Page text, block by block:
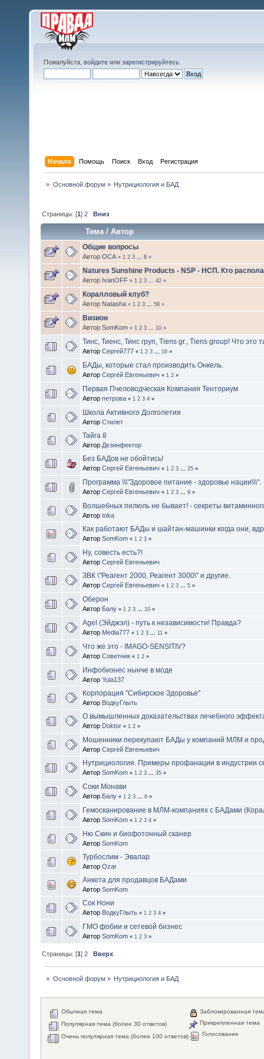
Пожалуйста, войдите или зарегистрируйтесь
Начало Помощь Поиск Вход Регистрация
» Основной форум » Нутрициология и БАД
Страницы: [1]2 Вниз
Тема/Автор
Общие вопросы
Автор ОСА « 1 2 3 8 »
Natures Sunshine Products - NSP - НСП. Кто
Автор IvanOFF « 1 2 3 42 »
Коралловый клуб?
Автор Natasha « 1 2 3 58 »
Визион
Автор SomKom « 1 2 3 10 »
Тинс, Тиенс, Тинс груп, Tiens gr., Tiens group! Что это
Автор Сергей777 « 1 2 3 16 »
БАДы, которые стал производить Онкель.
Автор Сергей Евгеньевич « 1 2 »
Первая Пчеловодческая Компания Тенториум
Автор петрова « 1 2 3 4 »
Школа Активного Долголетия
Автор Стилет
Тайга 8
Автор Дезинфектор
Без БАДов не обойтись!
Автор Сергей Евгеньевич « 1 2 3 25 »
Программа \\\"Здоровое питание - здоровье нации\\\".
Автор Сергей Евгеньевич « 1 2 3 9 »
Волшебных пилюль не бывает! - секреты
Автор toka
Как работают БАДы и шайтан-машинки когда они,
Автор SomKom « 1 2 3 »
Ну, совесть есть?!
Автор Сергей Евгеньевич
ЗВК \"Реагент 2000, Реагент 3000\" и другие.
Автор Сергей Евгеньевич « 1 2 3 5 »
Оберон
Автор Балу « 1 2 3 10 »
Agel (Эйджэл) - путь к независимости! Правда?
Автор Media777 « 1 2 3 11 »
Что же это - IMAGO-SENSITIV?
Автор Советник « 1 2 »
Инфобизнес нынче в моде
Автор Yula137
Корпорация "Сибирское Здоровье"
Автор ВодкуГлыть
О вымышленных доказательствах лечебного
Автор Doktor « 1 2 »
Мошенники перекупают БАДы у компаний МЛМ и
Автор Сергей Евгеньевич
Нутрициология. Примеры профанации в индустрии
Автор SomKom « 1 2 3 35 »
Соки Монави
Автор Балу « 1 2 3 6 »
Гемосканирование в МЛМ-компаниях с БАДами
Автор SomKom « 1 2 3 4 »
Ню Скин и биофотонный сканер
Автор SomKom
Турбослим - Эвалар
Автор Ozar
Анкета для продавцов БАДами
Автор SomKom
Сок Нони
Автор ВодкуГлыть « 1 2 3 4 »
ГМО фобии и сетевой бизнес
Автор SomKom « 1 2 3 »
Страницы: [1]2 Вверх
» Основной форум » Нутрициология и БАД
Обычная тема
Популярная тема (более 30 ответов)
Очень популярная тема (более 100 ответов)
Заблокированная
Прикрепленная тема
Голосование